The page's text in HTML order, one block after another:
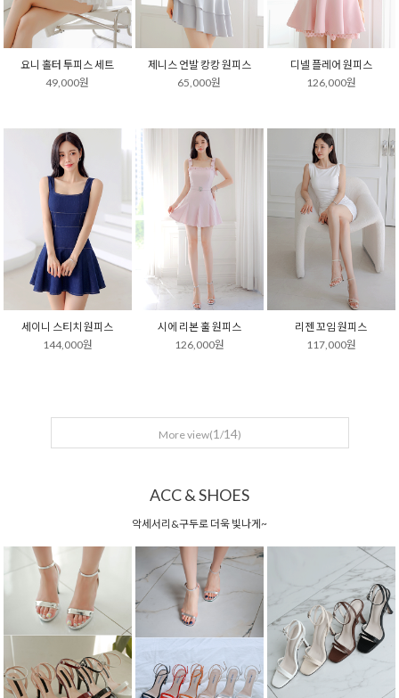
요니 홀터 투피스 세트
49,000원
제니스 언발 캉캉 원피스
65,000원
디넬 플레어 원피스
126,000원
세이니 스티치 원피스
144,000원
시에 리본 훌 원피스
126,000원
리젠 꼬임 원피스
117,000원
More view(1 /14)
ACC & SHOES
악세서리&구두로 더욱 빛나게~